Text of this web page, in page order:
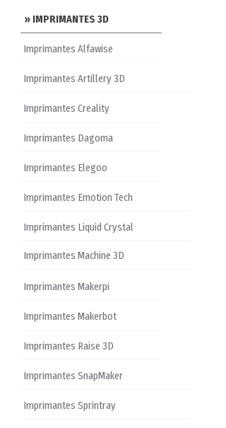
» IMPRIMANTES 3D
Imprimantes Alfawise
Imprimantes Artillery 3D
Imprimantes Creality
Imprimantes Dagoma
Imprimantes Elegoo
Imprimantes Emotion Tech
Imprimantes Liquid Crystal
Imprimantes Machine 3D
Imprimantes Makerpi
Imprimantes Makerbot
Imprimantes Raise 3D
Imprimantes SnapMaker
Imprimantes Sprintray